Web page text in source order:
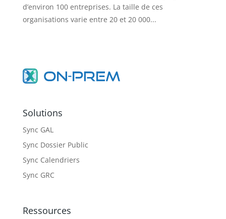
d’environ 100 entreprises. La taille de ces
organisations varie entre 20 et 20 000...
Solutions
Sync GAL
Sync Dossier Public
Sync Calendriers
Sync GRC
Ressources